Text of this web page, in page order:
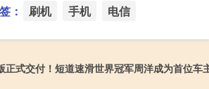
： 刷机 手机 电信
式交付！短道速滑世界冠军周洋成为首位车